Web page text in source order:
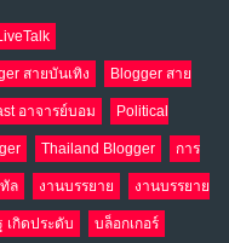
ม่เห็น
สายบันเทิง Blogger สาย
อาจารย์บอม Political
Thailand Blogger การ
ล งานบรรยาย งานบรรยาย
เกิดประดับ บล็อกเกอร์